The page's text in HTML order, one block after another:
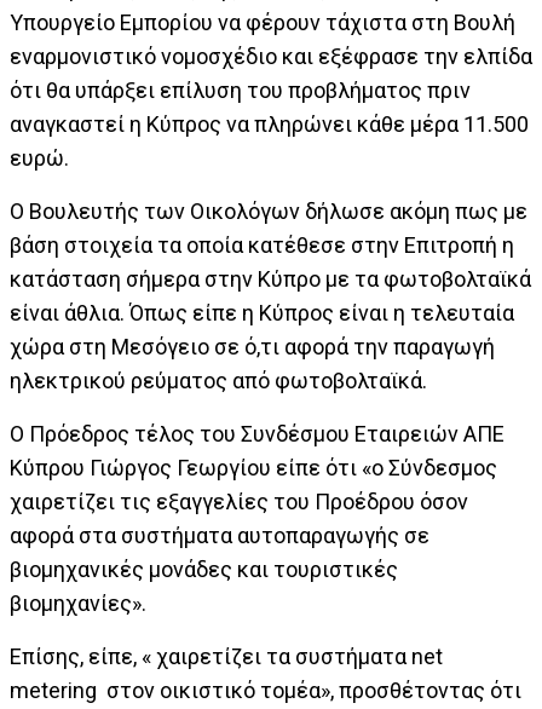
Υπουργείο Εμπορίου να φέρουν τάχιστα στη Βουλή
εναρμονιστικό νομοσχέδιο και εξέφρασε την ελπίδα
ότι θα υπάρξει επίλυση του προβλήματος πριν
αναγκαστεί η Κύπρος να πληρώνει κάθε μέρα 11.500
ευρώ.
Ο Βουλευτής των Οικολόγων δήλωσε ακόμη πως με
βάση στοιχεία τα οποία κατέθεσε στην Επιτροπή η
κατάσταση σήμερα στην Κύπρο με τα φωτοβολταϊκά
είναι άθλια. Όπως είπε η Κύπρος είναι η τελευταία
χώρα στη Μεσόγειο σε ό,τι αφορά την παραγωγή
ηλεκτρικού ρεύματος από φωτοβολταϊκά.
Ο Πρόεδρος τέλος του Συνδέσμου Εταιρειών ΑΠΕ
Κύπρου Γιώργος Γεωργίου είπε ότι «ο Σύνδεσμος
χαιρετίζει τις εξαγγελίες του Προέδρου όσον
αφορά στα συστήματα αυτοπαραγωγής σε
βιομηχανικές μονάδες και τουριστικές
βιομηχανίες».
Επίσης, είπε, « χαιρετίζει τα συστήματα net
metering στον οικιστικό τομέα», προσθέτοντας ότι